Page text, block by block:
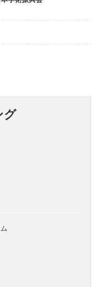
グ